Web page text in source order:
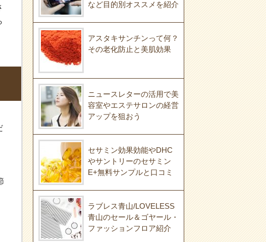
など目的別オススメを紹介
アスタキサンチンって何？
その老化防止と美肌効果
ニュースレターの活用で美
容室やエステサロンの経営
アップを狙おう
セサミン効果効能やDHC
やサントリーのセサミン
E+無料サンプルと口コミ
ラブレス青山/LOVELESS
青山のセール＆ゴヤール・
ファッションフロア紹介